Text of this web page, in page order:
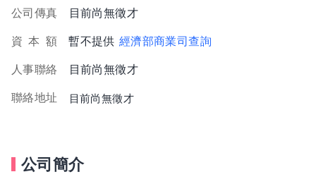
公司傳真 目前尚無徵才
資 本 額 暫不提供 經濟部商業司查詢
人事聯絡 目前尚無徵才
聯絡地址 目前尚無徵才
公司簡介